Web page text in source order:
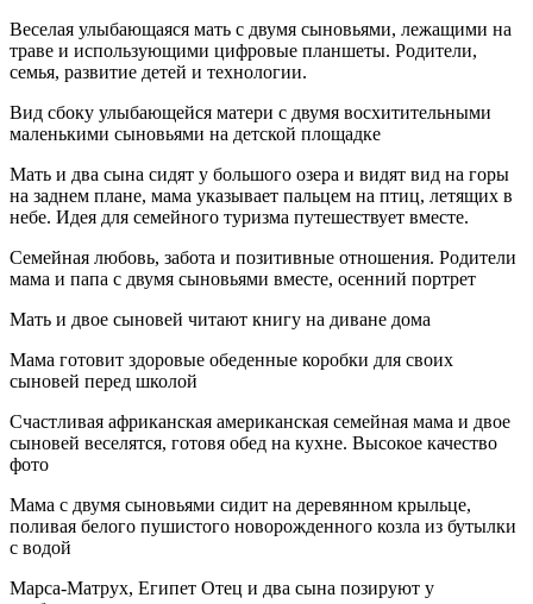
Веселая улыбающаяся мать с двумя сыновьями, лежащими на
траве и использующими цифровые планшеты. Родители,
семья, развитие детей и технологии.
Вид сбоку улыбающейся матери с двумя восхитительными
маленькими сыновьями на детской площадке
Мать и два сына сидят у большого озера и видят вид на горы
на заднем плане, мама указывает пальцем на птиц, летящих в
небе. Идея для семейного туризма путешествует вместе.
Семейная любовь, забота и позитивные отношения. Родители
мама и папа с двумя сыновьями вместе, осенний портрет
Мать и двое сыновей читают книгу на диване дома
Мама готовит здоровые обеденные коробки для своих
сыновей перед школой
Счастливая африканская американская семейная мама и двое
сыновей веселятся, готовя обед на кухне. Высокое качество
фото
Мама с двумя сыновьями сидит на деревянном крыльце,
поливая белого пушистого новорожденного козла из бутылки
с водой
Марса-Матрух, Египет Отец и два сына позируют у